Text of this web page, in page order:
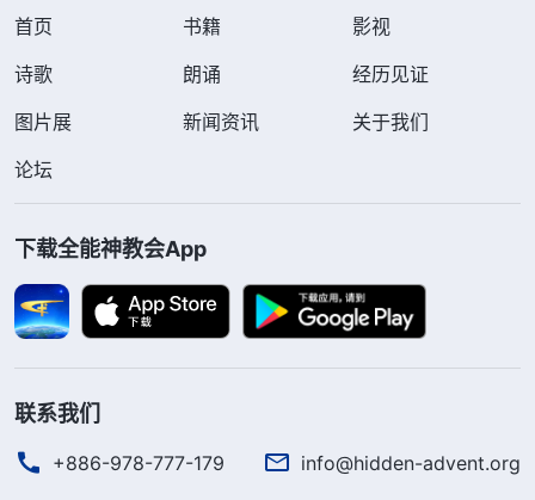
首页 书籍
影视
诗歌
朗诵
经历见证
图片展
新闻资讯
关于我们
论坛
下载全能神教会App
联系我们
+886-978-777-179 info@hidden-advent.org